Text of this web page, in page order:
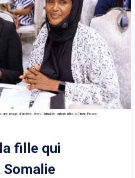
une image d’archive. Avec l’aimable autorisation d’Elman Peace
fille qui
Somalie